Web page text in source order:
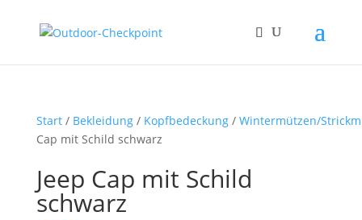
Start/ Bekleidung/ Kopfbedeckung/ Wintermützen/
Cap mit Schild schwarz
Jeep Cap mit Schild
schwarz